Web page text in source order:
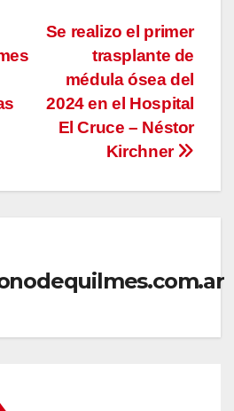
Se realizo el primer
trasplante de
médula ósea del
2024 en el Hospital
El Cruce – Néstor
Kirchner